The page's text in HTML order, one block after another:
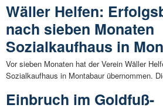
Wäller Helfen:
nach sieben Monaten
Sozialkaufhaus in
Vor sieben Monaten hat der Verein Wäller
Sozialkaufhaus in Montabaur übernommen.
Einbruch im Goldfuß-